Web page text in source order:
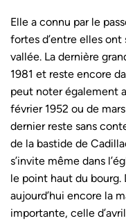
Elle a connu par le
fortes d’entre elles
vallée. La dernière
1981 et reste encore
peut noter également
février 1952 ou de
dernier reste sans
de la bastide de
s’invite même dans
le point haut du
aujourd’hui encore la
importante, celle